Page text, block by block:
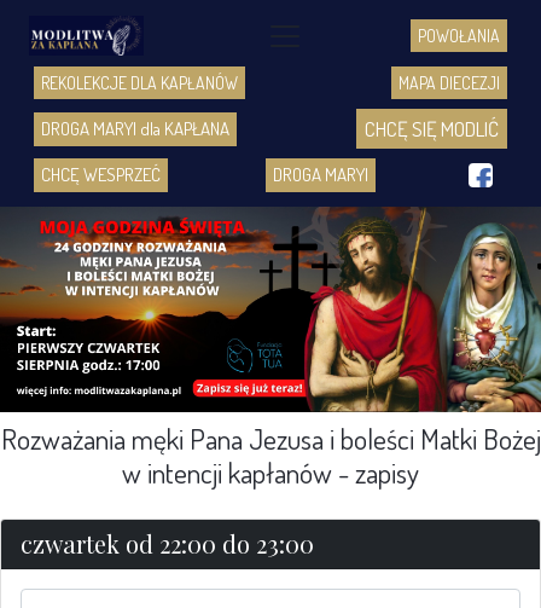
POWOŁANIA
REKOLEKCJE DLA KAPŁANÓW MAPA DIECEZJI
DROGA MARYI dla KAPŁANA CHCĘ SIĘ MODLIĆ
CHCĘ WESPRZEĆ DROGA MARYI f
Rozważania męki Pana Jezusa i boleści Matki Bożej
w intencji kapłanów - zapisy
czwartek od 22:00 do 23:00